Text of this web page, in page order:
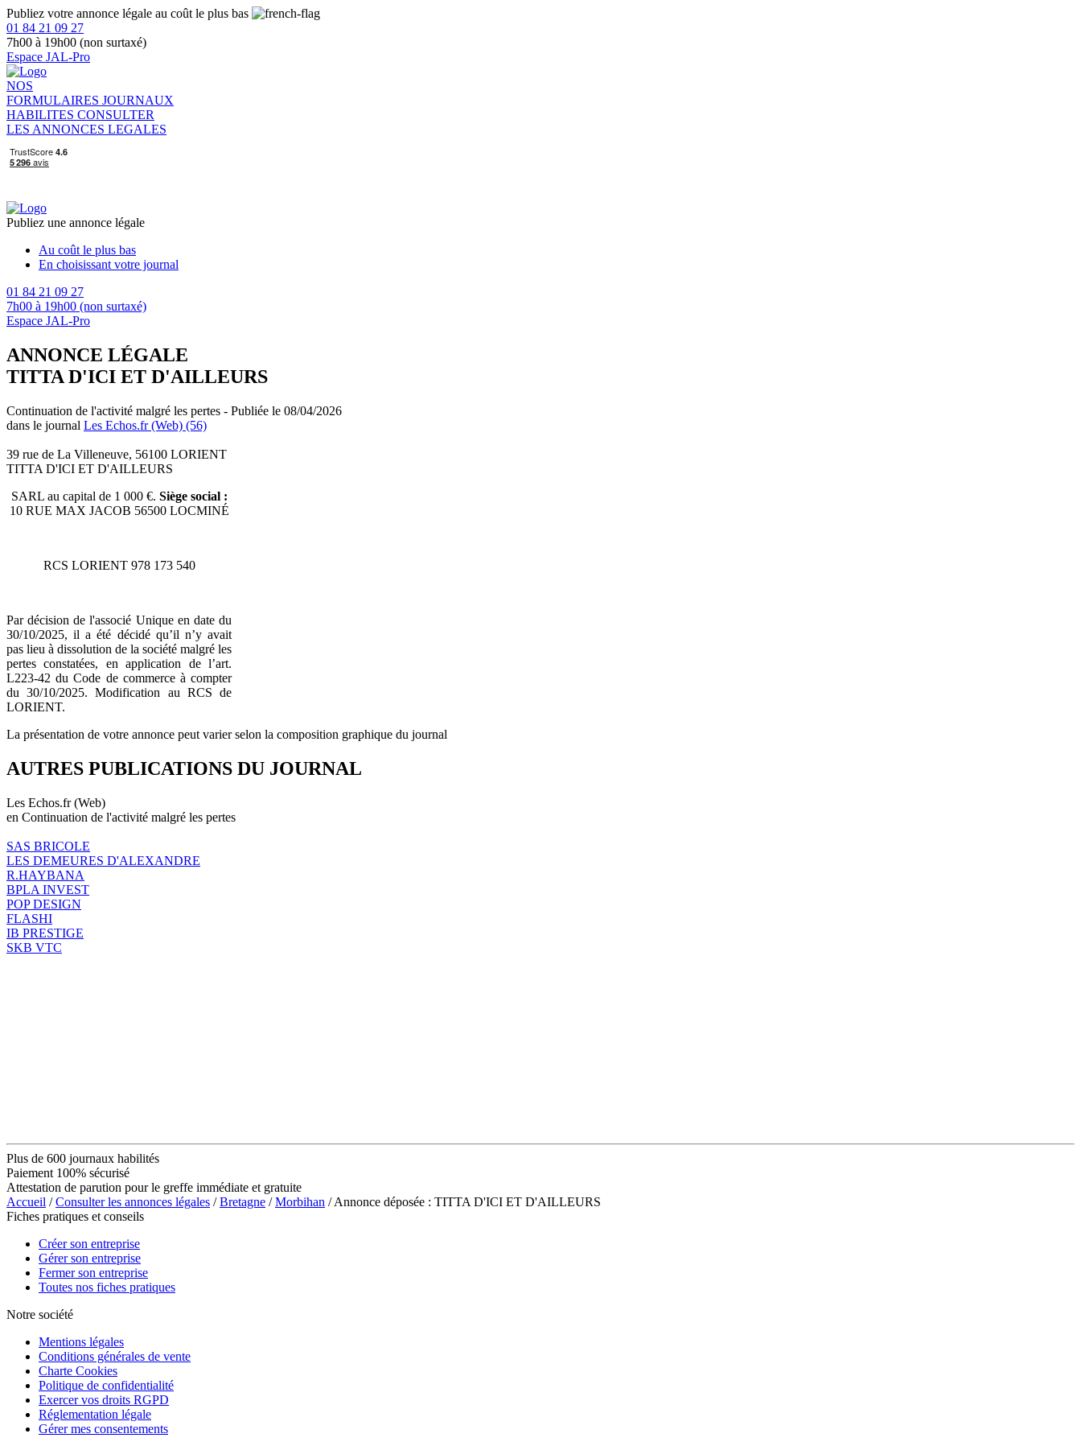
Publiez votre annonce légale au coût le plus bas
01 84 21 09 27
7h00 à 19h00 (non surtaxé)
Espace JAL-Pro
NOS
FORMULAIRES JOURNAUX
HABILITES CONSULTER
LES ANNONCES LEGALES
Publiez une annonce légale
Au coût le plus bas
En choisissant votre journal
01 84 21 09 27
7h00 à 19h00 (non surtaxé)
Espace JAL-Pro
ANNONCE LÉGALE
TITTA D'ICI ET D'AILLEURS
Continuation de l'activité malgré les pertes - Publiée le 08/04/2026
dans le journal Les Echos.fr (Web) (56)
39 rue de La Villeneuve, 56100 LORIENT
TITTA D'ICI ET D'AILLEURS
SARL au capital de 1 000 €. Siège social :
10 RUE MAX JACOB 56500 LOCMINÉ
RCS LORIENT 978 173 540
Par décision de l'associé Unique en date du
30/10/2025, il a été décidé qu’il n’y avait
pas lieu à dissolution de la société malgré les
pertes constatées, en application de l’art.
L223-42 du Code de commerce à compter
du 30/10/2025. Modification au RCS de
LORIENT.
La présentation de votre annonce peut varier selon la composition graphique du journal
AUTRES PUBLICATIONS DU JOURNAL
Les Echos.fr (Web)
en Continuation de l'activité malgré les pertes
SAS BRICOLE
LES DEMEURES D'ALEXANDRE
R.HAYBANA
BPLA INVEST
POP DESIGN
FLASHI
IB PRESTIGE
SKB VTC
Plus de 600 journaux habilités
Paiement 100% sécurisé
Attestation de parution pour le greffe immédiate et gratuite
Accueil /Consulter les annonces légales /Bretagne /Morbihan / Annonce déposée : TITTA D'ICI ET D'AILLEURS
Fiches pratiques et conseils
Créer son entreprise
Gérer son entreprise
Fermer son entreprise
Toutes nos fiches pratiques
Notre société
Mentions légales
Conditions générales de vente
Charte Cookies
Politique de confidentialité
Exercer vos droits RGPD
Réglementation légale
Gérer mes consentements